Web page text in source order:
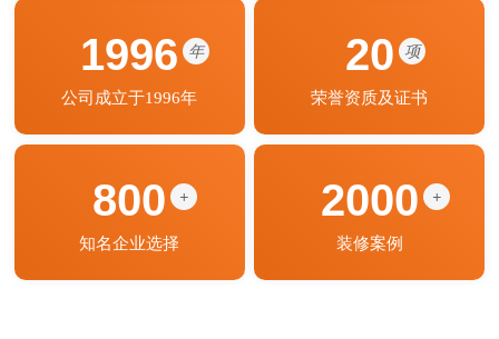
1996 年
公司成立于1996年
20 项
荣誉资质及证书
800 +
知名企业选择
2000 +
装修案例